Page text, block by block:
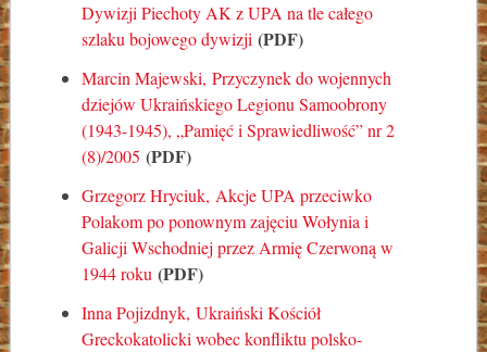
Dywizji Piechoty AK z UPA na tle całego
szlaku bojowego dywizji (PDF)
Marcin Majewski,Przyczynek do wojennych
dziejów Ukraińskiego Legionu Samoobrony
(1943-1945), „Pamięć i Sprawiedliwość” nr 2
(8)/2005 (PDF)
Grzegorz Hryciuk,Akcje UPA przeciwko
Polakom po ponownym zajęciu Wołynia i
Galicji Wschodniej przez Armię Czerwoną w
1944 roku (PDF)
Inna Pojizdnyk,Ukraiński Kościół
Greckokatolicki wobec konfliktu polsko-